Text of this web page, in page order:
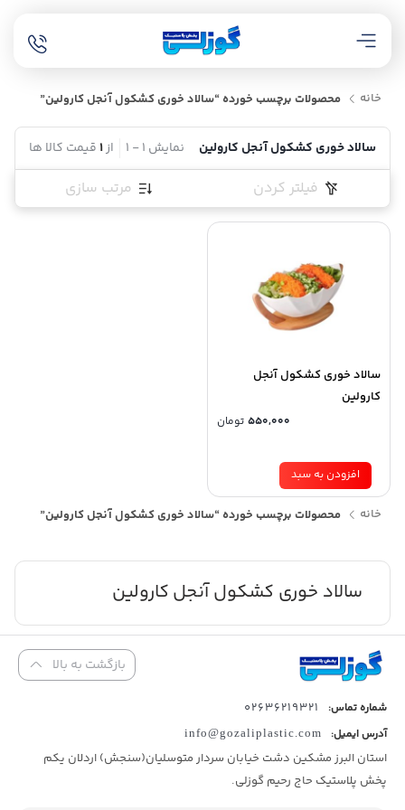
خانه محصولات برچسب خورده “سالاد خوری کشکول آنجل کارولین”
سالاد خوری کشکول آنجل کارولین نمایش 1
-
1 از1قیمت کالا ها
فیلتر کردن مرتب سازی
سالاد خوری کشکول آنجل
کارولین
تومان
افزودن به سبد
خانه محصولات برچسب خورده “سالاد خوری کشکول آنجل کارولین”
سالاد خوری کشکول آنجل کارولین
بازگشت به بالا
شماره تماس: 02636219321
آدرس ایمیل: info@gozaliplastic.com
استان البرز مشکین دشت خیابان سردار متوسلیان(سنجش) اردلان یکم
پخش پلاستیک حاج رحیم گوزلی.